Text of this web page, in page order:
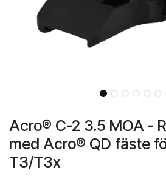
Acro® C-2 3.5 MOA -
med Acro® QD fäste
T3/T3x